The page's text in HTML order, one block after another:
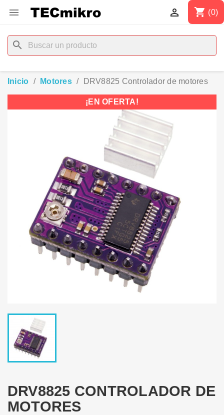
 shopping_cart (0)

search
Inicio Motores DRV8825 Controlador de motores
¡EN OFERTA!
DRV8825 CONTROLADOR DE
MOTORES